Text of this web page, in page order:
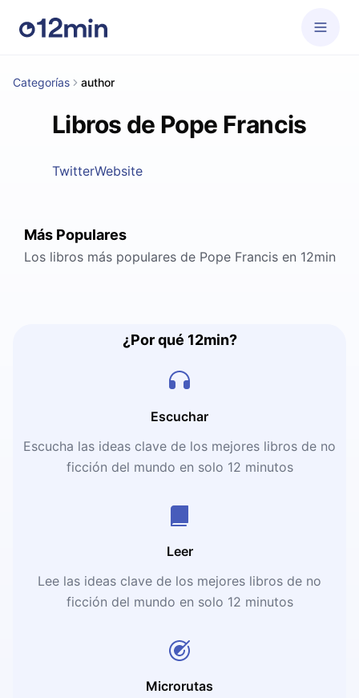
Categorías author
Libros de Pope Francis
TwitterWebsite
Más Populares
Los libros más populares de Pope Francis en 12min
¿Por qué 12min?
Escuchar
Escucha las ideas clave de los mejores libros de no
ficción del mundo en solo 12 minutos
Leer
Lee las ideas clave de los mejores libros de no
ficción del mundo en solo 12 minutos
Microrutas